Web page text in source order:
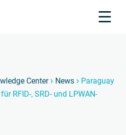
Center › News › Paraguay
RFID-, SRD- und LPWAN-